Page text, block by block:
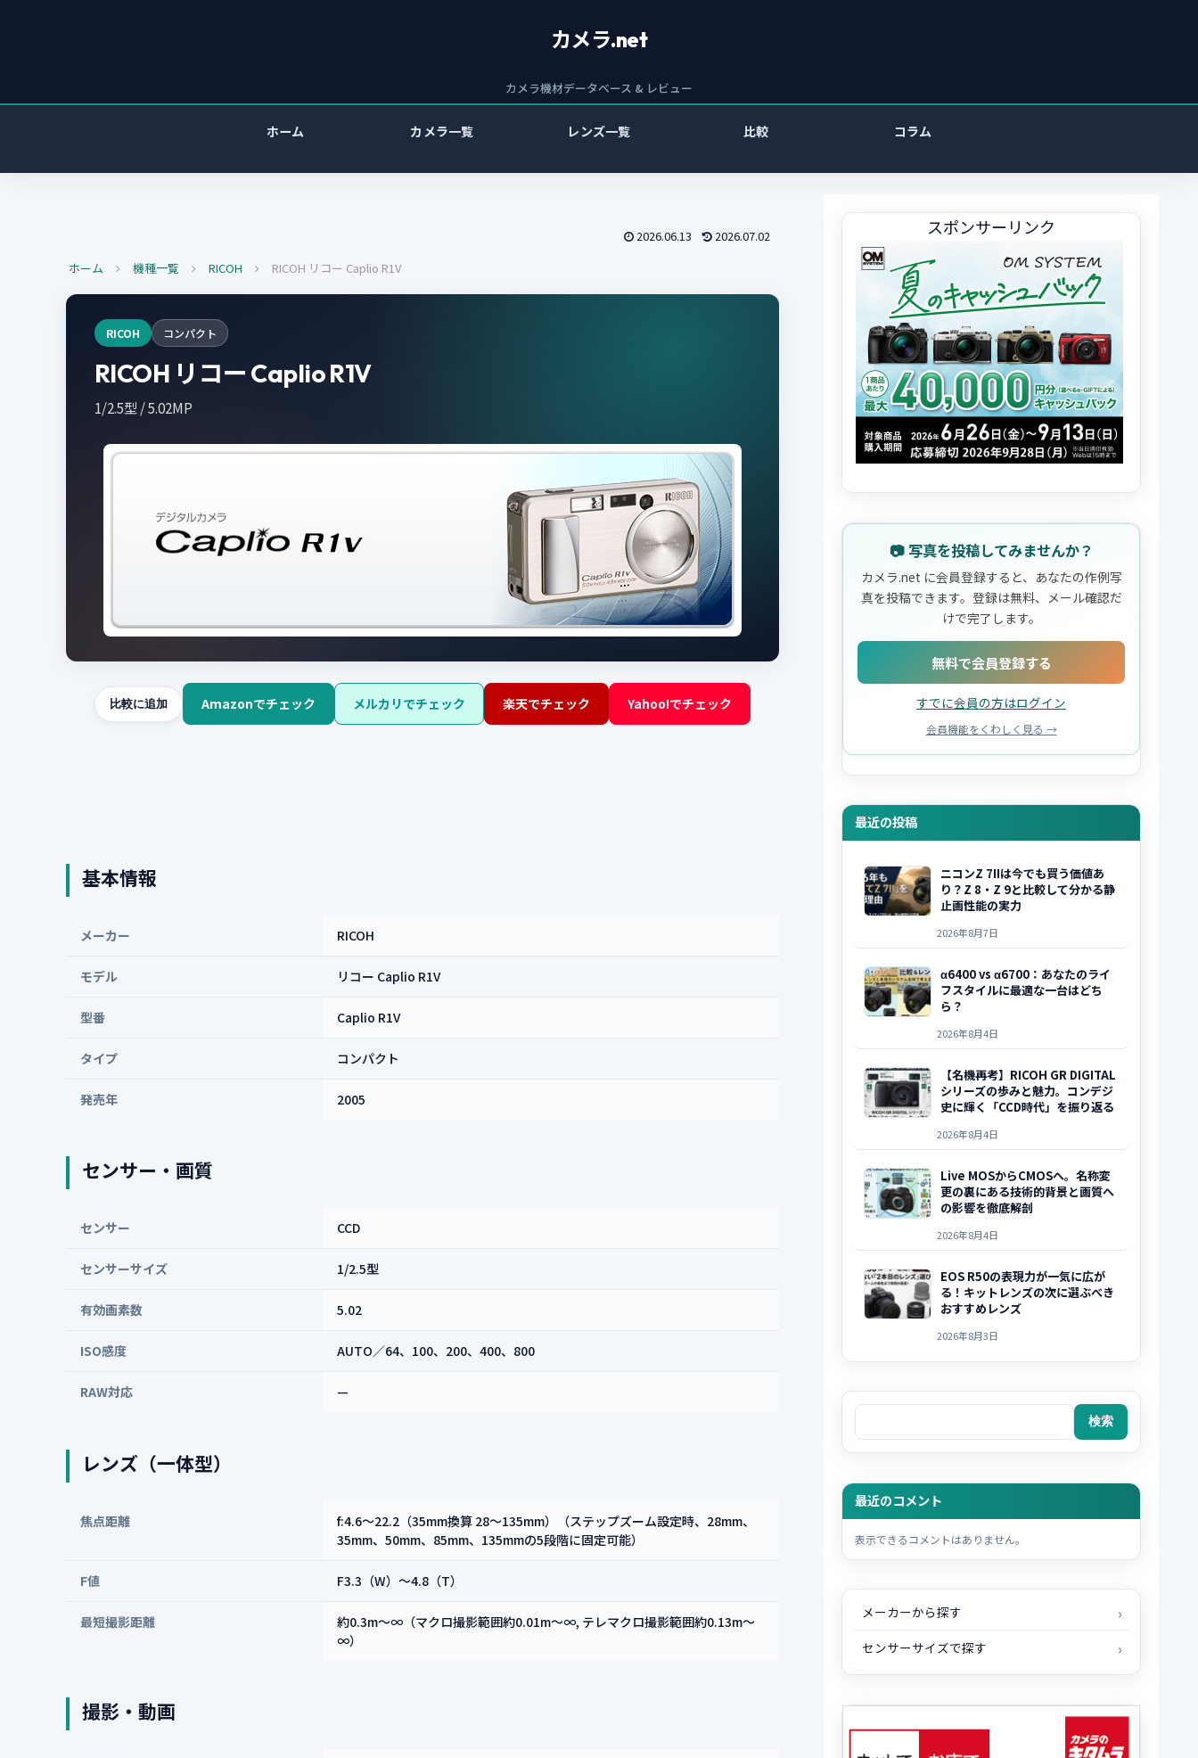
カメラ.net
カメラ機材データベース & レビュー
ホーム カメラ一覧 レンズ一覧 比較 コラム
2026.06.13
2026.07.02
ホーム
機種一覧 RICOH RICOH リコー Caplio R1V
RICOH コンパクト
RICOH リコー Caplio R1V
1/2.5型 / 5.02MP
比較に追加 Amazonでチェック メルカリでチェック 楽天でチェック Yahoo!でチェック
基本情報
メーカー RICOH
モデル リコー Caplio R1V
型番 Caplio R1V
タイプ コンパクト
発売年 2005
センサー・画質
センサー CCD
センサーサイズ 1/2.5型
有効画素数 5.02
ISO感度 AUTO／64、100、200、400、800
RAW対応 —
レンズ（一体型）
焦点距離
f:4.6～22.2（35mm換算 28～135mm）（ステップズーム設定時、28mm、
35mm、50mm、85mm、135mmの5段階に固定可能）
F値 F3.3（W）～4.8（T）
最短撮影距離
約0.3m～∞（マクロ撮影範囲約0.01m～∞, テレマクロ撮影範囲約0.13m～
∞）
撮影・動画
スポンサーリンク
📷 写真を投稿してみませんか？
カメラ.net に会員登録すると、あなたの作例写
真を投稿できます。登録は無料、メール確認だ
けで完了します。
無料で会員登録する
すでに会員の方はログイン
会員機能をくわしく見る →
最近の投稿
ニコンZ 7IIは今でも買う価値あ
り？Z 8・Z 9と比較して分かる静
止画性能の実力
2026年8月7日
α6400 vs α6700：あなたのライ
フスタイルに最適な一台はどち
ら？
2026年8月4日
【名機再考】RICOH GR DIGITAL
シリーズの歩みと魅力。コンデジ
史に輝く「CCD時代」を振り返る
2026年8月4日
Live MOSからCMOSへ。名称変
更の裏にある技術的背景と画質へ
の影響を徹底解剖
2026年8月4日
EOS R50の表現力が一気に広が
る！キットレンズの次に選ぶべき
おすすめレンズ
2026年8月3日
検索
検索
最近のコメント
表示できるコメントはありません。
メーカーから探す
センサーサイズで探す